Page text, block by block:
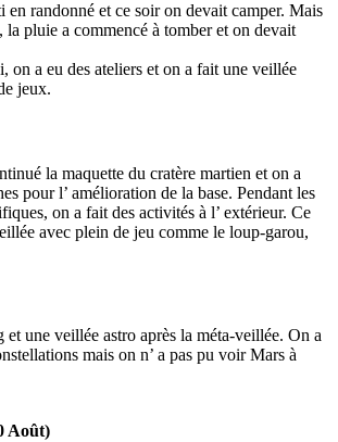
en randonné et ce soir on devait camper. Mais
pluie a commencé à tomber et on devait
on a eu des ateliers et on a fait une veillée
jeux.
la maquette du cratère martien et on a
pour l’ amélioration de la base. Pendant les
on a fait des activités à l’ extérieur. Ce
avec plein de jeu comme le loup-garou,
une veillée astro après la méta-veillée. On a
mais on n’ a pas pu voir Mars à
Août)